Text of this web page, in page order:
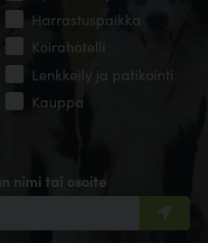
nimi tai osoite
Harrastuspaikka
Koirahotelli
Lenkkeily ja patikointi
Kauppa